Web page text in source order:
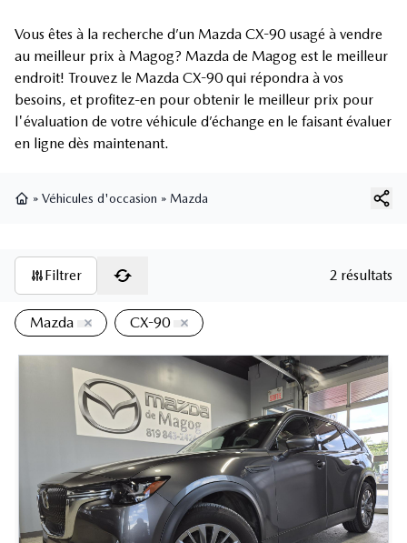
Vous êtes à la recherche d’un Mazda CX-90 usagé à vendre
au meilleur prix à Magog? Mazda de Magog est le meilleur
endroit! Trouvez le Mazda CX-90 qui répondra à vos
besoins, et profitez-en pour obtenir le meilleur prix pour
l'évaluation de votre véhicule d’échange en le faisant évaluer
en ligne dès maintenant.
» Véhicules d'occasion » Mazda
Filtrer 2 résultats
Mazda CX-90